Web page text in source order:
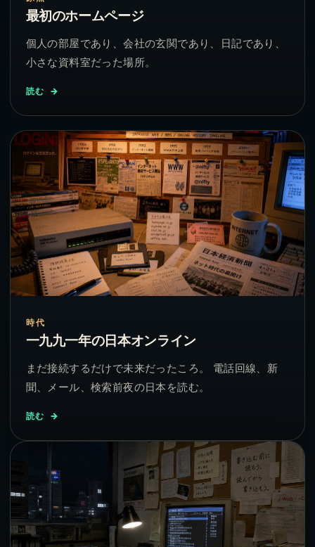
最初のホームページ
個人の部屋であり、会社の玄関であり、日記であり、
小さな資料室だった場所。
読む
時代
一九九一年の日本オンライン
まだ接続するだけで未来だったころ。 電話回線、新
聞、メール、検索前夜の日本を読む。
読む